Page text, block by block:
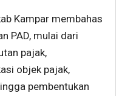
Kampar membahas
PAD, mulai dari
pajak,
objek pajak,
pembentukan